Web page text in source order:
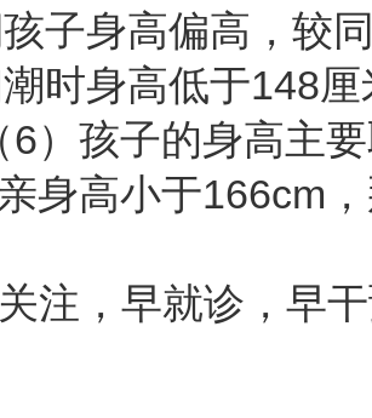
子身高偏高，较
时身高低于148
6）孩子的身高主
身高小于166cm
，早就诊，早干